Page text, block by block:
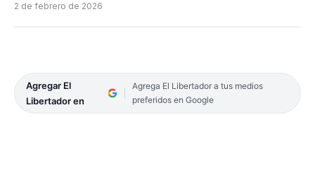
2 de febrero de 2026
Agregar El
Libertador en
Agrega El Libertador a tus medios
preferidos en Google